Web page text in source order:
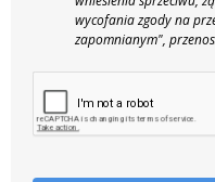
wycofania zgody na
zapomnianym",